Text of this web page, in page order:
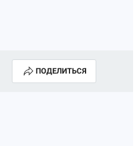
ПОДЕЛИТЬСЯ